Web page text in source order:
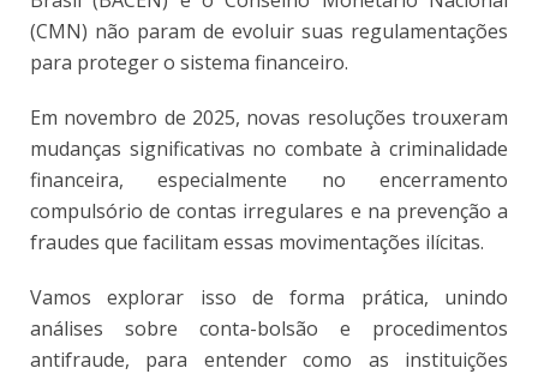
(CMN) não param de evoluir suas regulamentações
para proteger o sistema financeiro.
Em novembro de 2025, novas resoluções trouxeram
mudanças significativas no combate à criminalidade
financeira, especialmente no encerramento
compulsório de contas irregulares e na prevenção a
fraudes que facilitam essas movimentações ilícitas.
Vamos explorar isso de forma prática, unindo
análises sobre conta-bolsão e procedimentos
antifraude, para entender como as instituições